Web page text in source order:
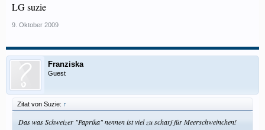
LG suzie
9. Oktober 2009
Franziska
Guest
Zitat von Suzie: ↑
Das was Schweizer "Paprika" nennen ist viel zu scharf für Meerschweinchen!